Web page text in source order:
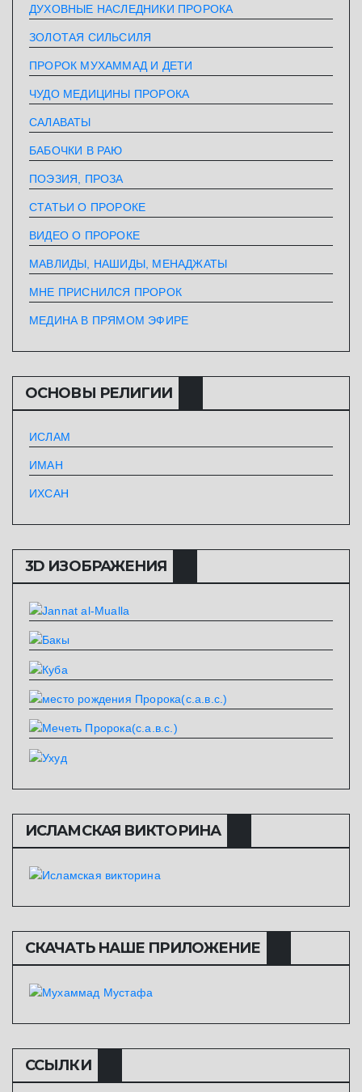
ДУХОВНЫЕ НАСЛЕДНИКИ ПРОРОКА
ЗОЛОТАЯ СИЛЬСИЛЯ
ПРОРОК МУХАММАД И ДЕТИ
ЧУДО МЕДИЦИНЫ ПРОРОКА
САЛАВАТЫ
БАБОЧКИ В РАЮ
ПОЭЗИЯ, ПРОЗА
СТАТЬИ О ПРОРОКЕ
ВИДЕО О ПРОРОКЕ
МАВЛИДЫ, НАШИДЫ, МЕНАДЖАТЫ
МНЕ ПРИСНИЛСЯ ПРОРОК
МЕДИНА В ПРЯМОМ ЭФИРЕ
ОСНОВЫ РЕЛИГИИ
ИСЛАМ
ИМАН
ИХСАН
3D ИЗОБРАЖЕНИЯ
ИСЛАМСКАЯ ВИКТОРИНА
СКАЧАТЬ НАШЕ ПРИЛОЖЕНИЕ
ССЫЛКИ